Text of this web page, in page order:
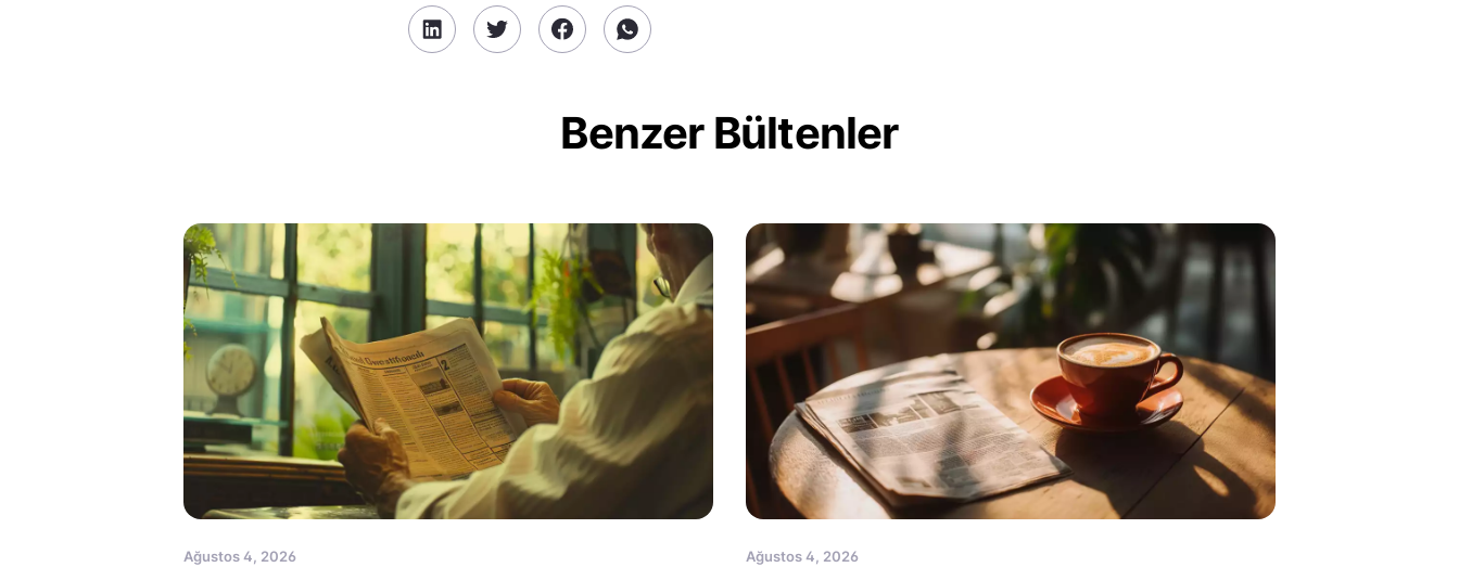
Benzer Bültenler
Ağustos 4, 2026 Ağustos 4, 2026